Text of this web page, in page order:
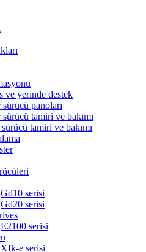
ve yerinde destek
panoları
tamiri ve bakımı
tamiri ve bakımı
Gd10 serisi
Gd20 serisi
E2100 serisi
Xfk-e serisi